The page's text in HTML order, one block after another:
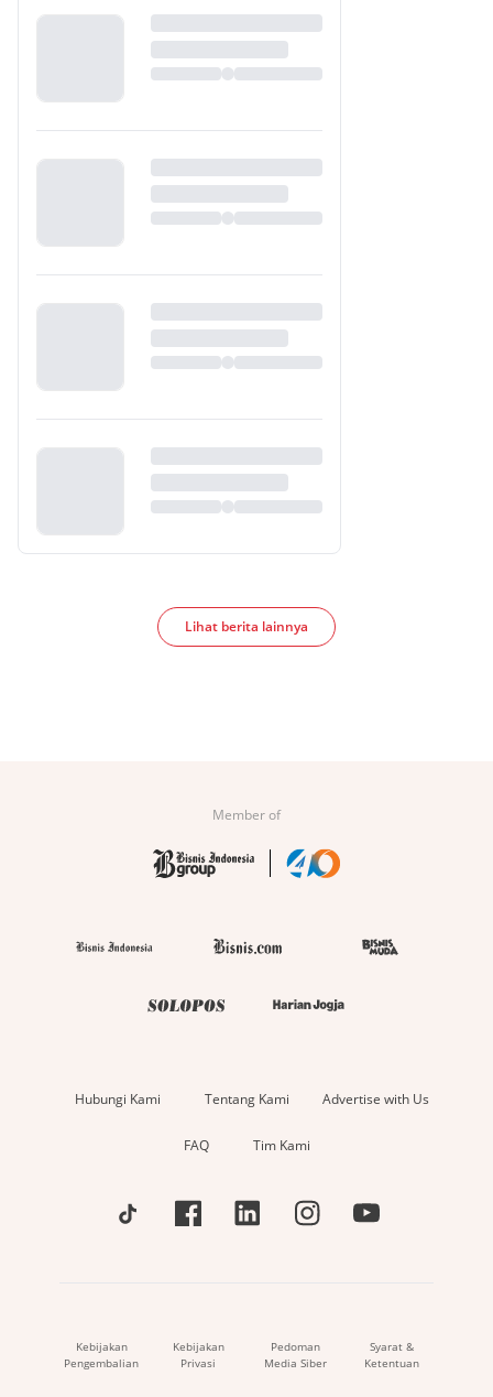
Lihat berita lainnya
Member of
Hubungi Kami Tentang Kami Advertise with Us
FAQ Tim Kami
Kebijakan
Pengembalian
Kebijakan
Privasi
Pedoman
Media Siber
Syarat &
Ketentuan